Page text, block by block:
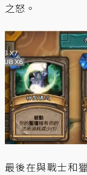
之怒。
最後在與戰士和